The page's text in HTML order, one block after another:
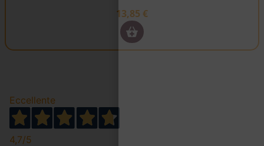
13,85 €
Eccellente
4,7/5